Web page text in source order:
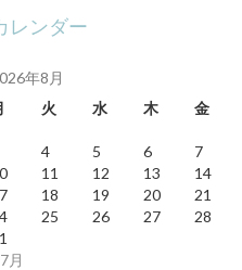
レンダー
年8月
火 水 木 金
月
4 5 6 7
11 12 13 14
18 19 20 21
25 26 27 28